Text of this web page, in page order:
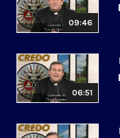
09:46
06:51